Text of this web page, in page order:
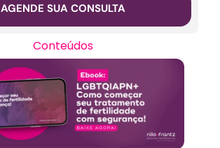
AGENDE SUA CONSULTA
Conteúdos